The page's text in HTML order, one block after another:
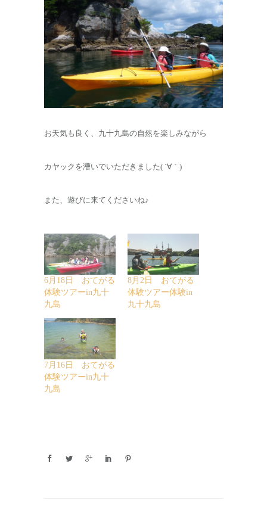
お天気も良く、九十九島の自然を楽しみながら
カヤックを漕いでいただきました( ´∀｀)
また、遊びに来てくださいね♪
6月18日 おてがる
体験ツアーin九十
九島
8月2日 おてがる
体験ツアー体験in
九十九島
7月16日 おてがる
体験ツアーin九十
九島